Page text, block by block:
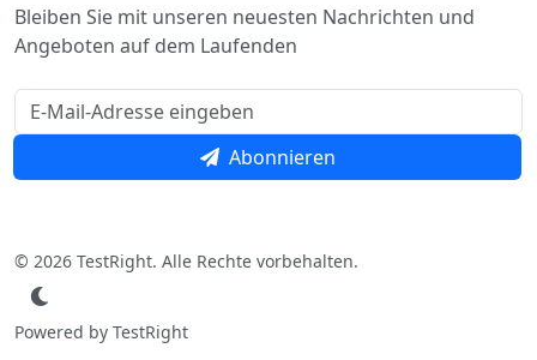
Bleiben Sie mit unseren neuesten Nachrichten und
Angeboten auf dem Laufenden
Abonnieren
© 2026 TestRight. Alle Rechte vorbehalten.
Powered by TestRight